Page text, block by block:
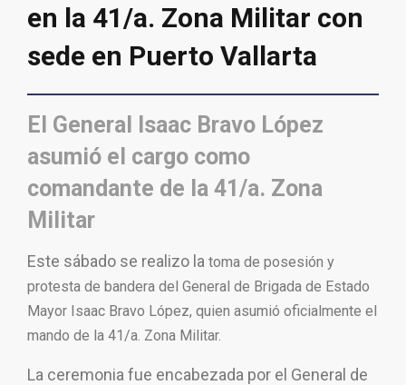
en la 41/a. Zona Militar con
sede en Puerto Vallarta
El General Isaac Bravo López
asumió el cargo como
comandante de la 41/a. Zona
Militar
Este sábado se realizo la toma de posesión y
protesta de bandera del General de Brigada de Estado
Mayor Isaac Bravo López, quien asumió oficialmente el
mando de la 41/a. Zona Militar.
La ceremonia fue encabezada por el General de